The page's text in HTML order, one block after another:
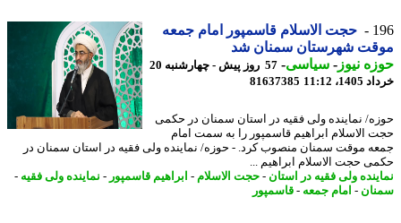
حجت الاسلام قاسمپور امام جمعه
شهرستان سمنان شد
نیوز-سیاسی-
57 روز پیش - چهارشنبه 20
11:12
81637385
نماینده ولی فقیه در استان سمنان در حکمی
الاسلام ابراهیم قاسمپور را به سمت امام
موقت سمنان منصوب کرد. - حوزه/ نماینده ولی فقیه در استان سمنان در
حجت الاسلام ابراهیم ...
ولی فقیه در استان-حجت الاسلام-ابراهیم قاسمپور-نماینده ولی فقیه -
-امام جمعه-قاسمپور